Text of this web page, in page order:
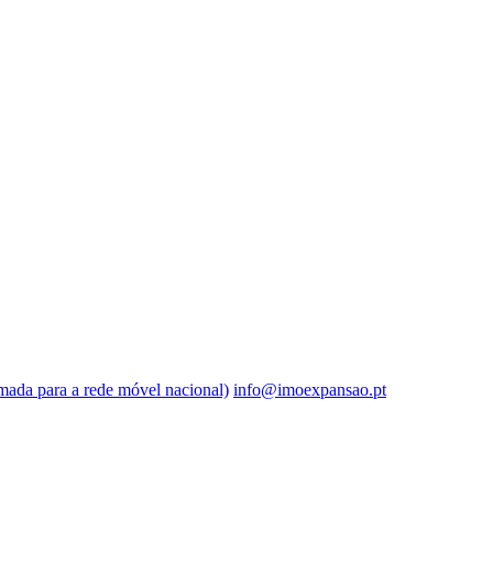
para a rede móvel nacional) info@imoexpansao.pt